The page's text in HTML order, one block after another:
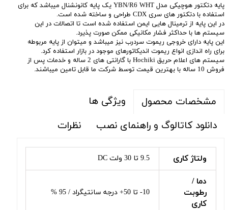
پایه دتکتور هوچیکی مدل YBN/R6 WHT یک پایه کانونشنال میباشد که برای
استفاده با دتکتور های سری CDX طراحی و ساخته شده است.
در این پایه از ترمینال هایی ایمن استفاده شده است تا اتصالات در این
سیستم ها با حداکثر فشار مکانیکی ممکن صورت پذیرد.
این پایه دارای خروجی ریموت سردرب نیز میباشد و میتوان از پایه مربوطه
برای راه اندازی انواع ریموت اندیکاتورهای موجود در بازار استفاده کرد.
سیستم های اعلام حریق Hochiki با گارانتی های 2 ساله و خدمات پس از
فروش 10 ساله با بهترین قیمت توسط شرکت ما قابل تامین میباشند.
مشخصات محصول
ویژگی ها
دانلود کاتالوگ و راهنمای نصب
نظرات
ولتاژ کاری 9.5 تا 30 ولت DC
دما /
رطوبت
کاری
10- تا 50+ درجه سانتیگراد / 95 %